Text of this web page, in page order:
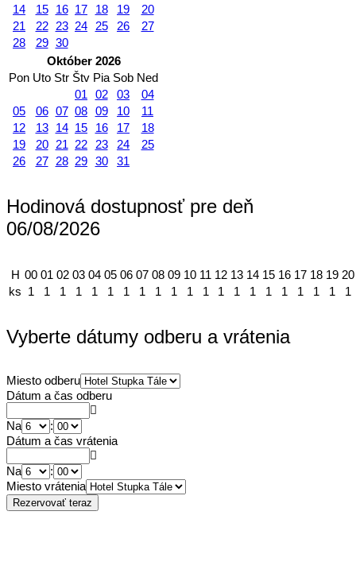
14
15 16 17 18 19
20
21
22 23 24 25 26
27
28
29 30
Október 2026
Pon Uto Str Štv Pia Sob Ned
01
02 03
04
05
06 07 08 09 10
11
12
13 14 15 16 17
18
19
20 21 22 23 24
25
26
27 28 29 30 31
Hodinová dostupnosť pre deň
06/08/2026
H 00 01 02 03 04 05 06 07 08 09 10 11 12 13 14 15 16 17 18 19 20
ks 1 1 1 1 1 1 1 1 1 1 1 1 1 1 1 1 1 1 1 1 1
Vyberte dátumy odberu a vrátenia
Miesto odberu
Dátum a čas odberu
Na
:
Dátum a čas vrátenia
Na
:
Miesto vrátenia